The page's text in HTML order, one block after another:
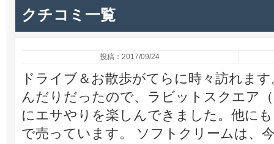
クチコミ一覧
投稿：2017/09/24
ドライブ＆お散歩がてらに時々訪れま
んだりだったので、ラビットスクエア
にエサやりを楽しんできました。他に
で売っています。 ソフトクリームは、